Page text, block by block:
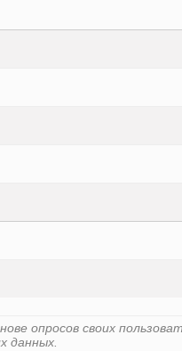
опросов своих
данных.